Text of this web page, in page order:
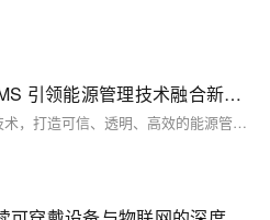
数字孪生 + 区块链：MyEMS 引领能源管理技术融合新趋势
MyEMS融合数字孪生与区块链技术，打造可信、透明、高效的能源管理新范式。通过实时镜像、智能预测与数据上链，实现能耗可追溯、碳排可验证、交易可信任，推动能源管理迈向智能化与价值化新时代。（238字）